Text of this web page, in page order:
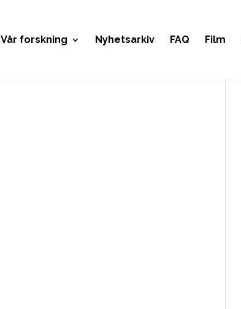
Vår forskning Nyhetsarkiv FAQ Film